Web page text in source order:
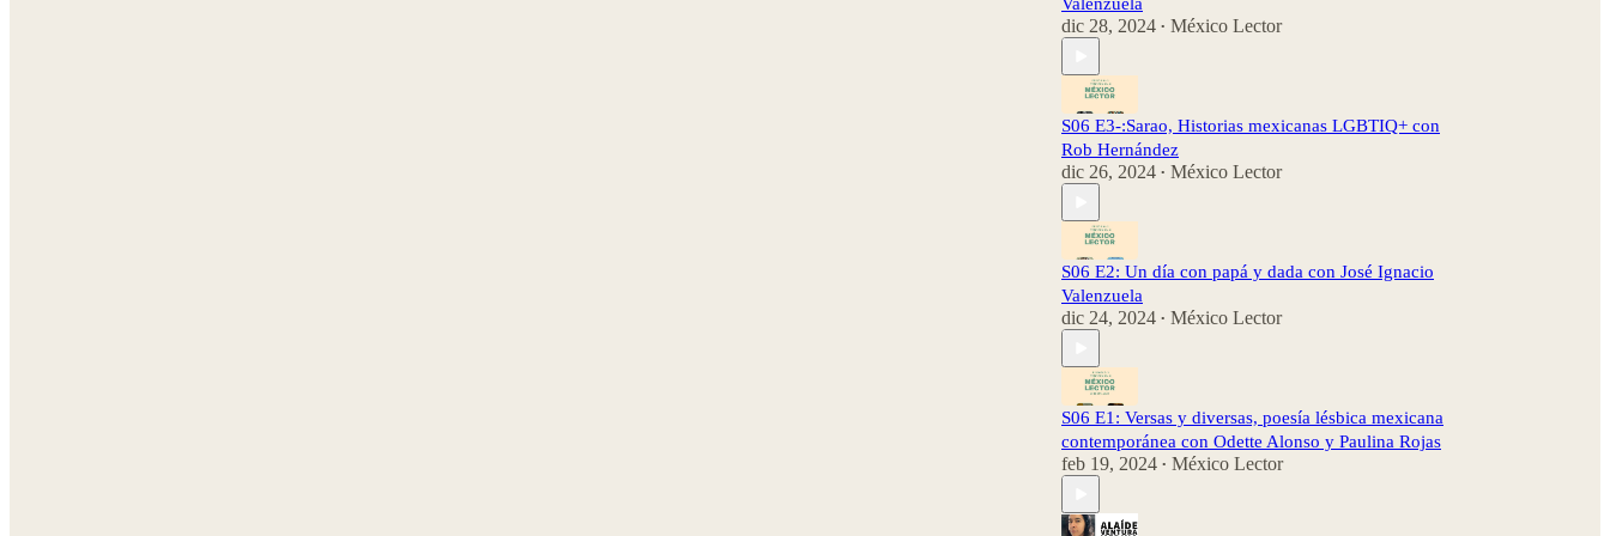
dic 28, 2024 • México Lector
S06 E3-:Sarao, Historias mexicanas LGBTIQ+ con
Rob Hernández
dic 26, 2024 • México Lector
S06 E2: Un día con papá y dada con José Ignacio
Valenzuela
dic 24, 2024 • México Lector
S06 E1: Versas y diversas, poesía lésbica mexicana
contemporánea con Odette Alonso y Paulina Rojas
feb 19, 2024 • México Lector